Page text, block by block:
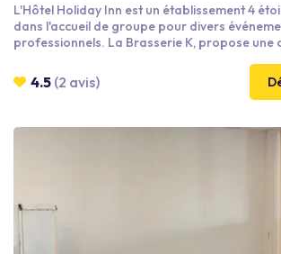
L'Hôtel Holiday Inn est un établissement 4
dans l'accueil de groupe pour divers
professionnels. La Brasserie K, propose une
nombre. Nous offrons un accès à l'espace de
pour les résidents de l'hôtel, qui comprend un
fitness.
4.5 (2 avis)